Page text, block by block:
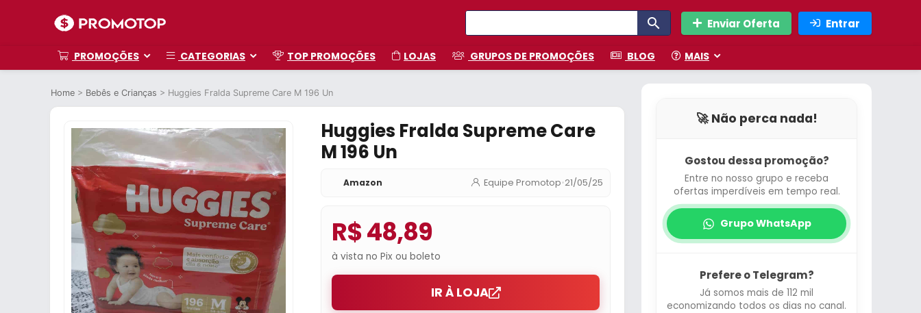
Enviar Oferta Entrar
PROMOÇÕES CATEGORIAS TOP PROMOÇÕES LOJAS GRUPOS DE PROMOÇÕES BLOG MAIS
Home > Bebês e Crianças > Huggies Fralda Supreme Care M 196 Un
Huggies Fralda Supreme Care
M 196 Un
Amazon Equipe Promotop•21/05/25
R$ 48,89
à vista no Pix ou boleto
IR À LOJA
🚀 Não perca nada!
Gostou dessa promoção?
Entre no nosso grupo e receba
ofertas imperdíveis em tempo real.
Grupo WhatsApp
Prefere o Telegram?
Já somos mais de 112 mil
economizando todos os dias no canal.